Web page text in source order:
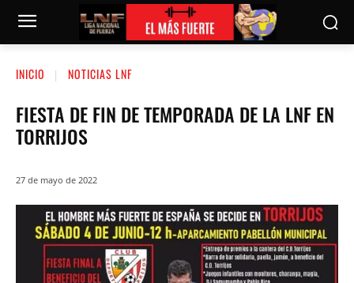
INICIO NOTICIAS LNF
FIESTA DE FIN DE TEMPORADA DE LA LNF EN
TORRIJOS
27 de mayo de 2022